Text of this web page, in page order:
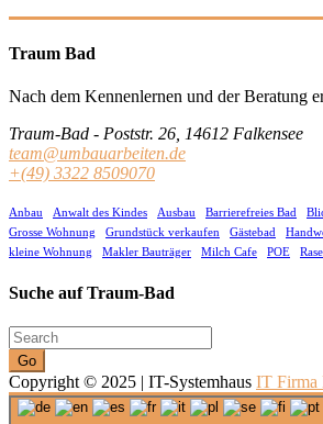
Traum Bad
Nach dem Kennenlernen und der Beratung
Traum-Bad - Poststr. 26, 14612 Falkensee
team@umbauarbeiten.de
+(49) 3322 8509070
Anbau Anwalt des Kindes Ausbau Barrierefreies Bad
Grosse Wohnung
Grundstück verkaufen Gästebad
kleine Wohnung
Makler Bauträger Milch Cafe POE
Suche auf Traum-Bad
Go
Copyright © 2025 | IT-Systemhaus IT Firma